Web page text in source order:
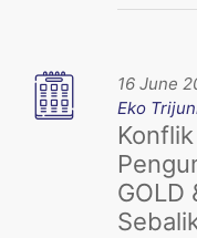
16 June
Eko
GOLD